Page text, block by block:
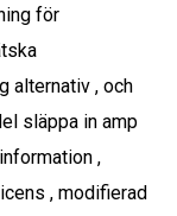
för
alternativ , och
släppa in amp
,
, modifierad